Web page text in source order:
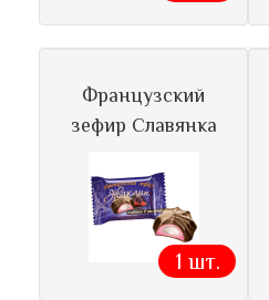
Французский
зефир Славянка
1 шт.